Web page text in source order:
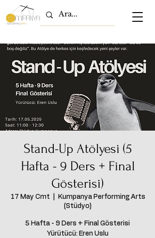
Stand-Up Atölyesi (5
Hafta - 9 Ders + Final
Gösterisi)
17 May Cmt
Kumpanya Performing Arts
(Stüdyo)
5 Hafta - 9 Ders + Final Gösterisi
Yürütücü: Eren Uslu